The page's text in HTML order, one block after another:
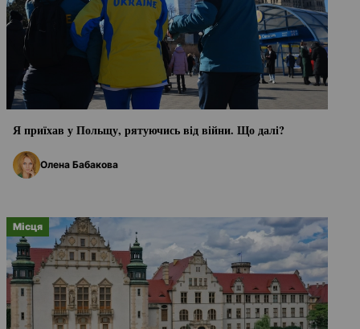
Я приїхав у Польщу, рятуючись від війни. Що далі?
Олена Бабакова
Місця